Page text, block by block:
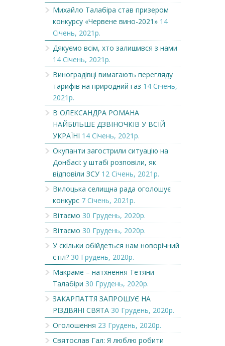
Михайло Талабіра став призером
конкурсу «Червене вино-2021» 14
Січень, 2021р.
Дякуємо всім, хто залишився з нами
14 Січень, 2021р.
Виноградівці вимагають перегляду
тарифів на природний газ 14 Січень,
2021р.
В ОЛЕКСАНДРА РОМАНА
НАЙБІЛЬШЕ ДЗВІНОЧКІВ У ВСІЙ
УКРАЇНІ 14 Січень, 2021р.
Окупанти загострили ситуацію на
Донбасі: у штабі розповіли, як
відповіли ЗСУ 12 Січень, 2021р.
Вилоцька селищна рада оголошує
конкурс 7 Січень, 2021р.
Вітаємо 30 Грудень, 2020р.
Вітаємо 30 Грудень, 2020р.
У скільки обійдеться нам новорічний
стіл? 30 Грудень, 2020р.
Макраме – натхнення Тетяни
Талабіри 30 Грудень, 2020р.
ЗАКАРПАТТЯ ЗАПРОШУЄ НА
РІЗДВЯНІ СВЯТА 30 Грудень, 2020р.
Оголошення 23 Грудень, 2020р.
Святослав Гал: Я люблю робити